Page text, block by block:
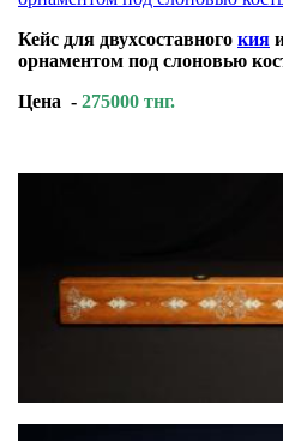
Кейс для двухсоставного кия
орнаментом под слоновью
Цена - 275000 тнг.